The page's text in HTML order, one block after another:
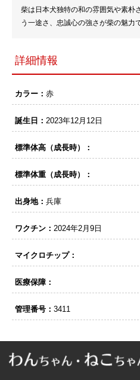
柴は日本犬独特の和の雰囲気や素朴
う一途さ、忠誠心の強さが柴の魅力
詳細情報
カラー： 赤
誕生日： 2023年12月12日
標準体高（成長時）：
標準体重（成長時）：
出身地： 兵庫
ワクチン： 2024年2月9日
マイクロチップ：
医療保障：
管理番号： 3411